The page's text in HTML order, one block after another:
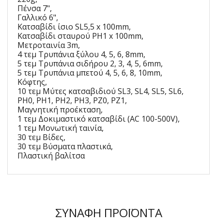
Πένσα 7",
Γαλλικό 6",
Κατσαβίδι ίσιο SL5,5 x 100mm,
Κατσαβίδι σταυρού PH1 x 100mm,
Μετροταινία 3m,
4 τεμ Τρυπάνια ξύλου 4, 5, 6, 8mm,
5 τεμ Τρυπάνια σιδήρου 2, 3, 4, 5, 6mm,
5 τεμ Τρυπάνια μπετού 4, 5, 6, 8, 10mm,
Κόφτης,
10 τεμ Μύτες κατσαβιδιού SL3, SL4, SL5, SL6,
PH0, PH1, PH2, PH3, PZ0, PZ1,
Μαγνητική προέκταση,
1 τεμ Δοκιμαστικό κατσαβίδι (AC 100-500V),
1 τεμ Μονωτική ταινία,
30 τεμ Βίδες,
30 τεμ Βύσματα πλαστικά,
Πλαστική βαλίτσα
ΣΥΝΑΦΉ ΠΡΟΪΌΝΤΑ